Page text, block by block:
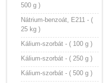
500 g )
Nátrium-benzoát, E211 - (
25 kg )
Kálium-szorbát - ( 100 g )
Kálium-szorbát - ( 250 g )
Kálium-szorbát - ( 500 g )